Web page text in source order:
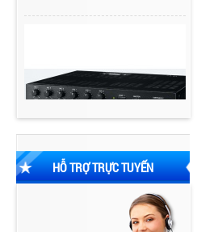
HỖ TRỢ TRỰC TUYẾN